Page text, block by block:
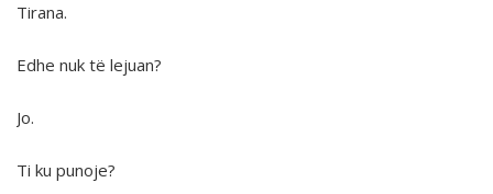
Tirana.
Edhe nuk të lejuan?
Jo.
Ti ku punoje?